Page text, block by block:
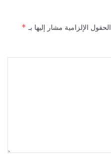
الحقول الإلزامية مشار إليها بـ *